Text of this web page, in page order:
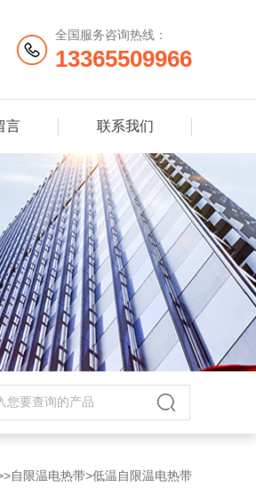
全国服务咨询热线：
13365509966
言 联系我们
自限温电热带>低温自限温电热带